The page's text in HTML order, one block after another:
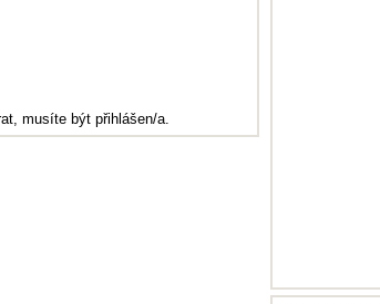
musíte být přihlášen/a.